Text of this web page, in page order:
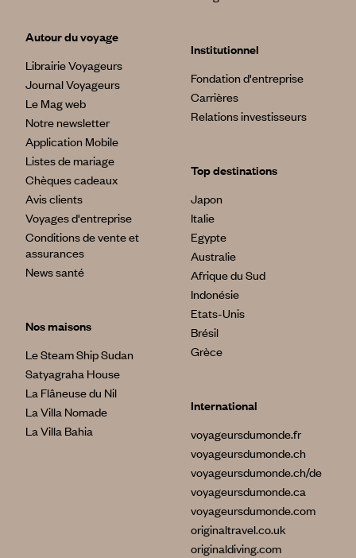
Autour du voyage
Librairie Voyageurs
Journal Voyageurs
Le Mag web
Notre newsletter
Application Mobile
Listes de mariage
Chèques cadeaux
Avis clients
Voyages d'entreprise
Conditions de vente et
assurances
News santé
Nos maisons
Le Steam Ship Sudan
Satyagraha House
La Flâneuse du Nil
La Villa Nomade
La Villa Bahia
Institutionnel
Fondation d'entreprise
Carrières
Relations investisseurs
Top destinations
Japon
Italie
Egypte
Australie
Afrique du Sud
Indonésie
Etats-Unis
Brésil
Grèce
International
voyageursdumonde.fr
voyageursdumonde.ch
voyageursdumonde.ch/de
voyageursdumonde.ca
voyageursdumonde.com
originaltravel.co.uk
originaldiving.com